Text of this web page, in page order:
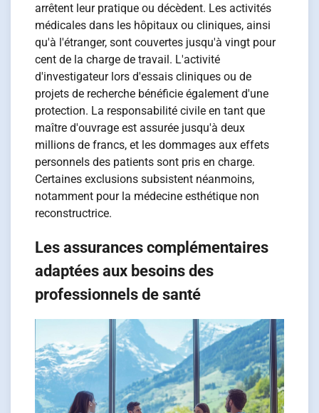
arrêtent leur pratique ou décèdent. Les activités
médicales dans les hôpitaux ou cliniques, ainsi
qu'à l'étranger, sont couvertes jusqu'à vingt pour
cent de la charge de travail. L'activité
d'investigateur lors d'essais cliniques ou de
projets de recherche bénéficie également d'une
protection. La responsabilité civile en tant que
maître d'ouvrage est assurée jusqu'à deux
millions de francs, et les dommages aux effets
personnels des patients sont pris en charge.
Certaines exclusions subsistent néanmoins,
notamment pour la médecine esthétique non
reconstructrice.
Les assurances complémentaires
adaptées aux besoins des
professionnels de santé